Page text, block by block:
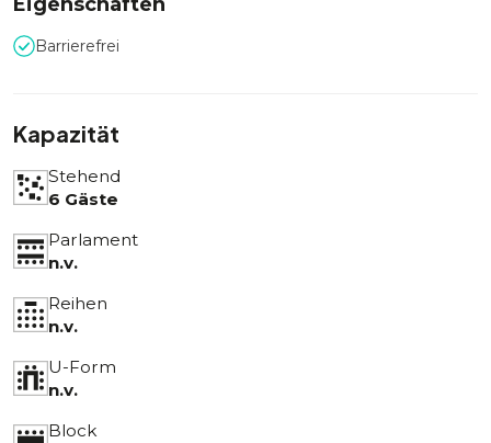
Barrierefrei
Kapazität
Stehend
6 Gäste
Parlament
n.v.
Reihen
n.v.
U-Form
n.v.
Block